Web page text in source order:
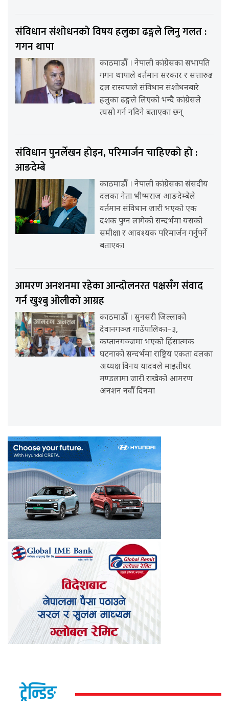
संविधान संशोधनको विषय हलुका ढङ्गले लिनु गलत :
गगन थापा
काठमाडौँ । नेपाली कांग्रेसका सभापति
गगन थापाले वर्तमान सरकार र सत्तारुढ
दल रास्वपाले संविधान संशोधनबारे
हलुका ढङ्गले लिएको भन्दै कांग्रेसले
त्यसो गर्न नदिने बताएका छन्
संविधान पुनर्लेखन होइन, परिमार्जन चाहिएको हो :
आङदेम्बे
काठमाडौँ । नेपाली कांग्रेसका संसदीय
दलका नेता भीष्मराज आङदेम्बेले
वर्तमान संविधान जारी भएको एक
दशक पुग्न लागेको सन्दर्भमा यसको
समीक्षा र आवश्यक परिमार्जन गर्नुपर्ने
बताएका
आमरण अनशनमा रहेका आन्दोलनरत पक्षसँग संवाद
गर्न खुश्बु ओलीको आग्रह
काठमाडौँ । सुनसरी जिल्लाको
देवानगञ्ज गाउँपालिका–३,
कप्तानगञ्जमा भएको हिंसात्मक
घटनाको सन्दर्भमा राष्ट्रिय एकता दलका
अध्यक्ष विनय यादवले माइतीघर
मण्डलामा जारी राखेको आमरण
अनशन नवौँ दिनमा
ट्रेन्डिङ